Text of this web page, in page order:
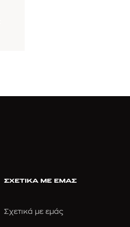
ΣΧΕΤΙΚΑ ΜΕ ΕΜΑΣ
Σχετικά με εμάς